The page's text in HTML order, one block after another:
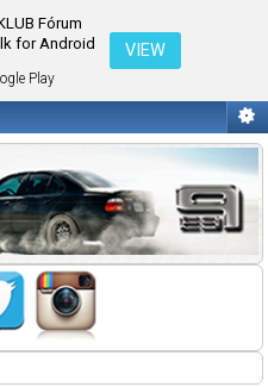
Fórum
for Android
Play
VIEW